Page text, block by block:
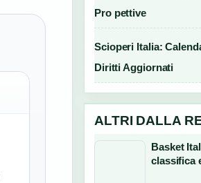
Pro pettive
Scioperi Italia:
Diritti Aggiornati
ALTRI DALLA
Basket
classifica